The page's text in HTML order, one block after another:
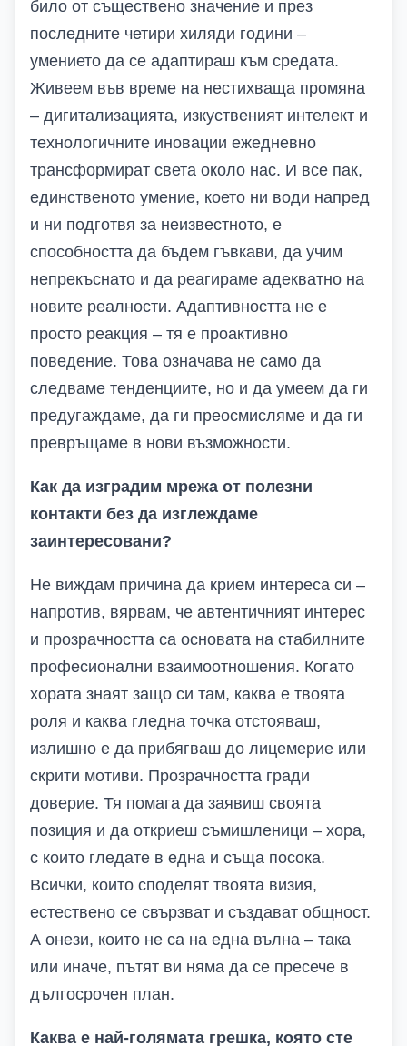
било от съществено значение и през
последните четири хиляди години –
умението да се адаптираш към средата.
Живеем във време на нестихваща промяна
– дигитализацията, изкуственият интелект и
технологичните иновации ежедневно
трансформират света около нас. И все пак,
единственото умение, което ни води напред
и ни подготвя за неизвестното, е
способността да бъдем гъвкави, да учим
непрекъснато и да реагираме адекватно на
новите реалности. Адаптивността не е
просто реакция – тя е проактивно
поведение. Това означава не само да
следваме тенденциите, но и да умеем да ги
предугаждаме, да ги преосмисляме и да ги
превръщаме в нови възможности.
Как да изградим мрежа от полезни
контакти без да изглеждаме
заинтересовани?
Не виждам причина да крием интереса си –
напротив, вярвам, че автентичният интерес
и прозрачността са основата на стабилните
професионални взаимоотношения. Когато
хората знаят защо си там, каква е твоята
роля и каква гледна точка отстояваш,
излишно е да прибягваш до лицемерие или
скрити мотиви. Прозрачността гради
доверие. Тя помага да заявиш своята
позиция и да откриеш съмишленици – хора,
с които гледате в една и съща посока.
Всички, които споделят твоята визия,
естествено се свързват и създават общност.
А онези, които не са на една вълна – така
или иначе, пътят ви няма да се пресече в
дългосрочен план.
Каква е най-голямата грешка, която сте